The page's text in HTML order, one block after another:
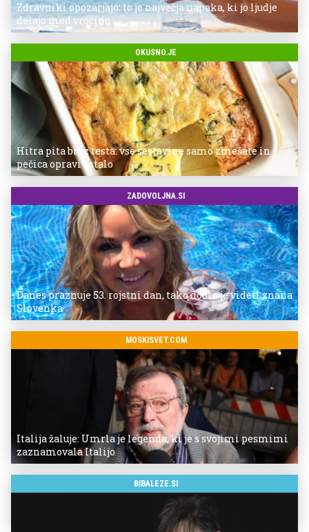
Zdravniki opozarjajo: to je največja napaka, ki jo ljudje
delajo med vročino
OKUSNO.JE
Hitra pita brez testa: vse sestavine samo zmešate in
pečica opravi ostalo
ZADOVOLJNA.SI
Danes praznuje 53. rojstni dan, tako dobro je videti znana
Slovenka
MOSKISVET.COM
Italija žaluje: Umrla je legenda, ki je s svojimi pesmimi
zaznamovala Italijo
BIBALEZE.SI